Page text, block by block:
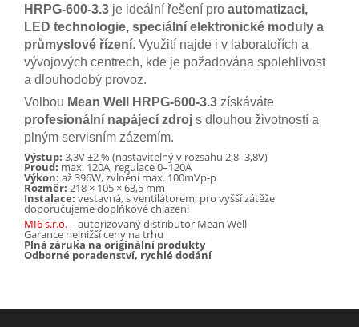
HRPG-600-3.3 je ideální řešení pro automatizaci,
LED technologie, speciální elektronické moduly a
průmyslové řízení. Využití najde i v laboratořích a
vývojových centrech, kde je požadována spolehlivost
a dlouhodobý provoz.
Volbou Mean Well HRPG-600-3.3 získáváte
profesionální napájecí zdroj s dlouhou životností a
plným servisním zázemím.
Výstup: 3,3V ±2 % (nastavitelný v rozsahu 2,8–3,8V)
Proud: max. 120A, regulace 0–120A
Výkon: až 396W, zvlnění max. 100mVp-p
Rozměr: 218 × 105 × 63,5 mm
Instalace: vestavná, s ventilátorem; pro vyšší zátěže
doporučujeme doplňkové chlazení
MI6 s.r.o.– autorizovaný distributor Mean Well
Garance nejnižší ceny na trhu
Plná záruka na originální produkty
Odborné poradenství, rychlé dodání